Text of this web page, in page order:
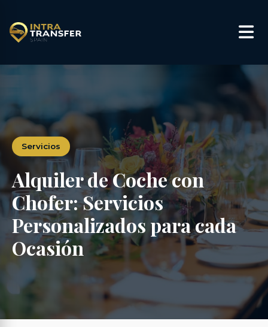
Servicios
Alquiler de Coche con
Chofer: Servicios
Personalizados para cada
Ocasión
×